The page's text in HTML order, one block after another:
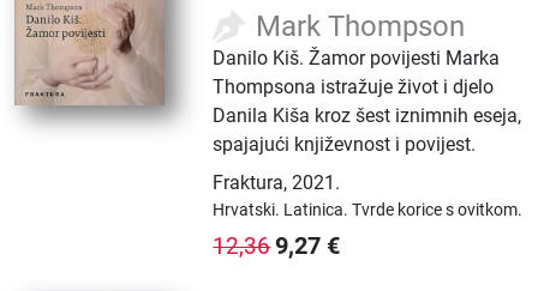
Mark Thompson
Danilo Kiš. Žamor povijesti Marka
Thompsona istražuje život i djelo
Danila Kiša kroz šest iznimnih eseja,
spajajući književnost i povijest.
Fraktura,2021.
Hrvatski. Latinica.Tvrde korice s ovitkom.
12,369,27 €